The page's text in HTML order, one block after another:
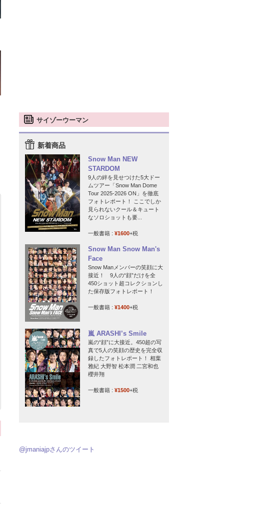
サイゾーウーマン
新着商品
Snow Man NEW
STARDOM
9人の絆を見せつけた5大ドー
ムツアー「Snow Man Dome
Tour 2025-2026 ON」を徹底
フォトレポート！ ここでしか
見られないクール＆キュート
なソロショットも要...
一般書籍 : ¥1600+税
Snow Man Snow Man's
Face
Snow Manメンバーの笑顔に大
接近！ 9人の“顔”だけを全
450ショット超コレクションし
た保存版フォトレポート！
一般書籍 : ¥1400+税
嵐 ARASHI’s Smile
嵐の“顔”に大接近。450超の写
真で5人の笑顔の歴史を完全収
録したフォトレポート！ 相葉
雅紀 大野智 松本潤 二宮和也
櫻井翔
一般書籍 : ¥1500+税
@jmaniajpさんのツイート